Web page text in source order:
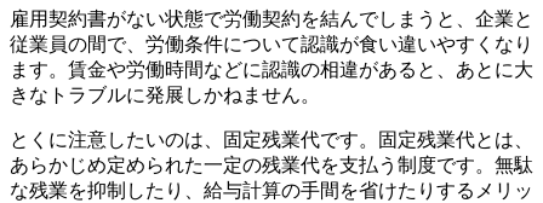
雇用契約書がない状態で労働契約を結んでしまうと、企業と
従業員の間で、労働条件について認識が食い違いやすくなり
ます。賃金や労働時間などに認識の相違があると、あとに大
きなトラブルに発展しかねません。
とくに注意したいのは、固定残業代です。固定残業代とは、
あらかじめ定められた一定の残業代を支払う制度です。無駄
な残業を抑制したり、給与計算の手間を省けたりするメリッ